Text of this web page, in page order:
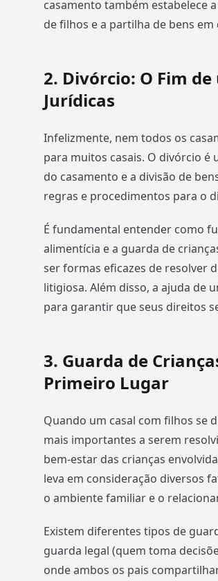
casamento também estabelece
de filhos e a partilha de bens em
2. Divórcio: O Fim
Jurídicas
Infelizmente, nem todos os
para muitos casais. O divórcio é
do casamento e a divisão de
regras e procedimentos para o
É fundamental entender como
alimentícia e a guarda de
ser formas eficazes de resolver
litigiosa. Além disso, a ajuda de
para garantir que seus direitos
3. Guarda de
Primeiro Lugar
Quando um casal com filhos se
mais importantes a serem
bem-estar das crianças
leva em consideração diversos
o ambiente familiar e o
Existem diferentes tipos de
guarda legal (quem toma
onde ambos os pais